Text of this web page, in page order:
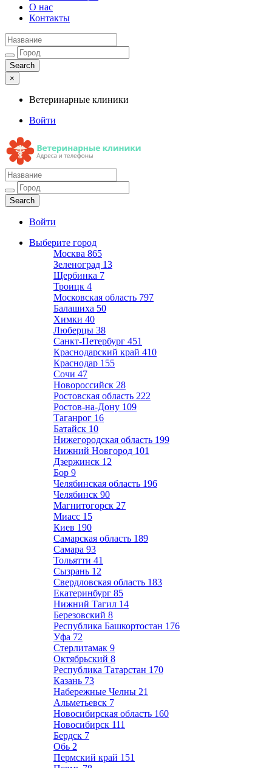
О нас
Контакты
×
Ветеринарные клиники
Войти
Ветеринарные клиники
Адреса и телефоны
Войти
Выберите город
Москва 865
Зеленоград 13
Щербинка 7
Троицк 4
Московская область 797
Балашиха 50
Химки 40
Люберцы 38
Санкт-Петербург 451
Краснодарский край 410
Краснодар 155
Сочи 47
Новороссийск 28
Ростовская область 222
Ростов-на-Дону 109
Таганрог 16
Батайск 10
Нижегородская область 199
Нижний Новгород 101
Дзержинск 12
Бор 9
Челябинская область 196
Челябинск 90
Магнитогорск 27
Миасс 15
Киев 190
Самарская область 189
Самара 93
Тольятти 41
Сызрань 12
Свердловская область 183
Екатеринбург 85
Нижний Тагил 14
Березовский 8
Республика Башкортостан 176
Уфа 72
Стерлитамак 9
Октябрьский 8
Республика Татарстан 170
Казань 73
Набережные Челны 21
Альметьевск 7
Новосибирская область 160
Новосибирск 111
Бердск 7
Обь 2
Пермский край 151